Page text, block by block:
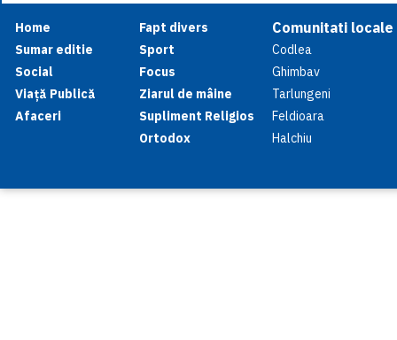
Home
Sumar editie
Social
Viață Publică
Afaceri
Fapt divers
Sport
Focus
Ziarul de mâine
Supliment Religios
Ortodox
Comunitati locale
Codlea
Ghimbav
Tarlungeni
Feldioara
Halchiu